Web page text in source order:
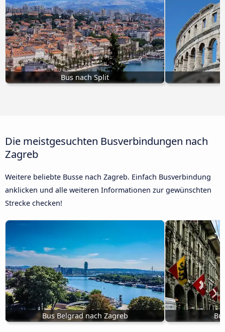
Bus nach Split
Die meistgesuchten Busverbindungen nach
Zagreb
Weitere beliebte Busse nach Zagreb. Einfach Busverbindung
anklicken und alle weiteren Informationen zur gewünschten
Strecke checken!
Bus Belgrad nach Zagreb